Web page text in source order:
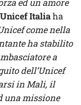
ed un amore
Italiaha
come nella
ha stabilito
a
dell’Unicef
in Mali, il
una missione